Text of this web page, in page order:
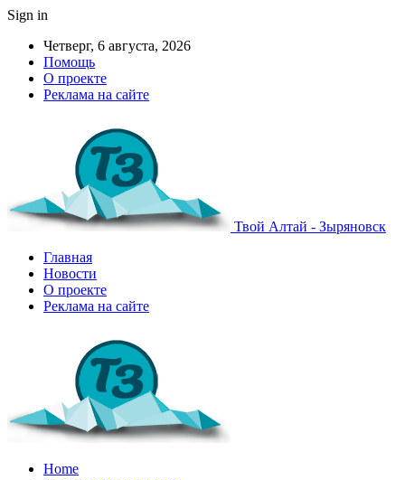
Sign in
Четверг, 6 августа, 2026
Помощь
О проекте
Реклама на сайте
Твой Алтай - Зыряновск
Главная
Новости
О проекте
Реклама на сайте
Home